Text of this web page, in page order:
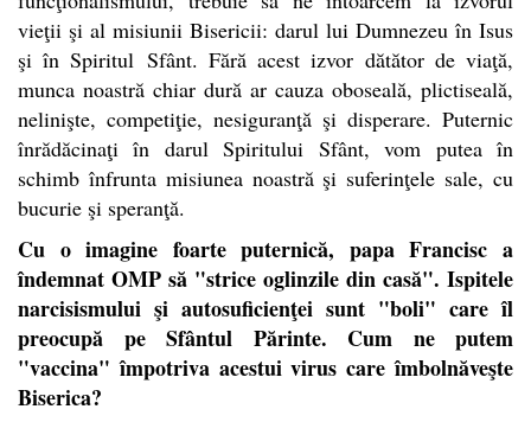
vieţii şi al misiunii Bisericii: darul lui Dumnezeu în Isus
şi înSpiritul Sfânt. Fără acest izvor dătător de viaţă,
munca noastră chiar dură ar cauza oboseală, plictiseală,
nelinişte, competiţie, nesiguranţă şi disperare. Puternic
înrădăcinaţi în darul Spiritului Sfânt, vom putea în
schimb înfrunta misiunea noastră şi suferinţele sale, cu
bucurie şi speranţă.
Cu o imagine foarte puternică, papa Francisc a
îndemnat OMP să "strice oglinzile din casă". Ispitele
narcisismului şi autosuficienţei sunt "boli" care îl
preocupă pe Sfântul Părinte. Cum ne putem
"vaccina" împotriva acestui virus care îmbolnăveşte
Biserica?